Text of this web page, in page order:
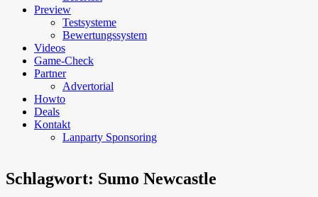
Preview
Testsysteme
Bewertungssystem
Videos
Game-Check
Partner
Advertorial
Howto
Deals
Kontakt
Lanparty Sponsoring
Schlagwort: Sumo Newcastle